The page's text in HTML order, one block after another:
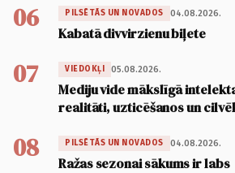
06 PILSĒTĀS UN NOVADOS 04.08.2026.
Kabatā divvirzienu biļete
07 VIEDOKĻI 05.08.2026.
Mediju vide mākslīgā
realitāti, uzticēšanos un
08 PILSĒTĀS UN NOVADOS 04.08.2026.
Ražas sezonai sākums ir labs